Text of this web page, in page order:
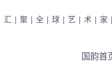
汇|聚|全|球|艺|术|家
国韵首